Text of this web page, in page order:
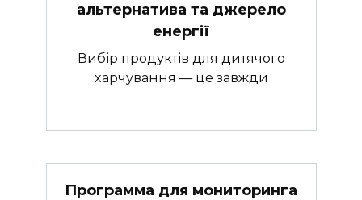
альтернатива та джерело
енергії
Вибір продуктів для дитячого
харчування — це завжди
Программа для мониторинга